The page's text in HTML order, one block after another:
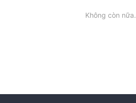
Không còn nữa.